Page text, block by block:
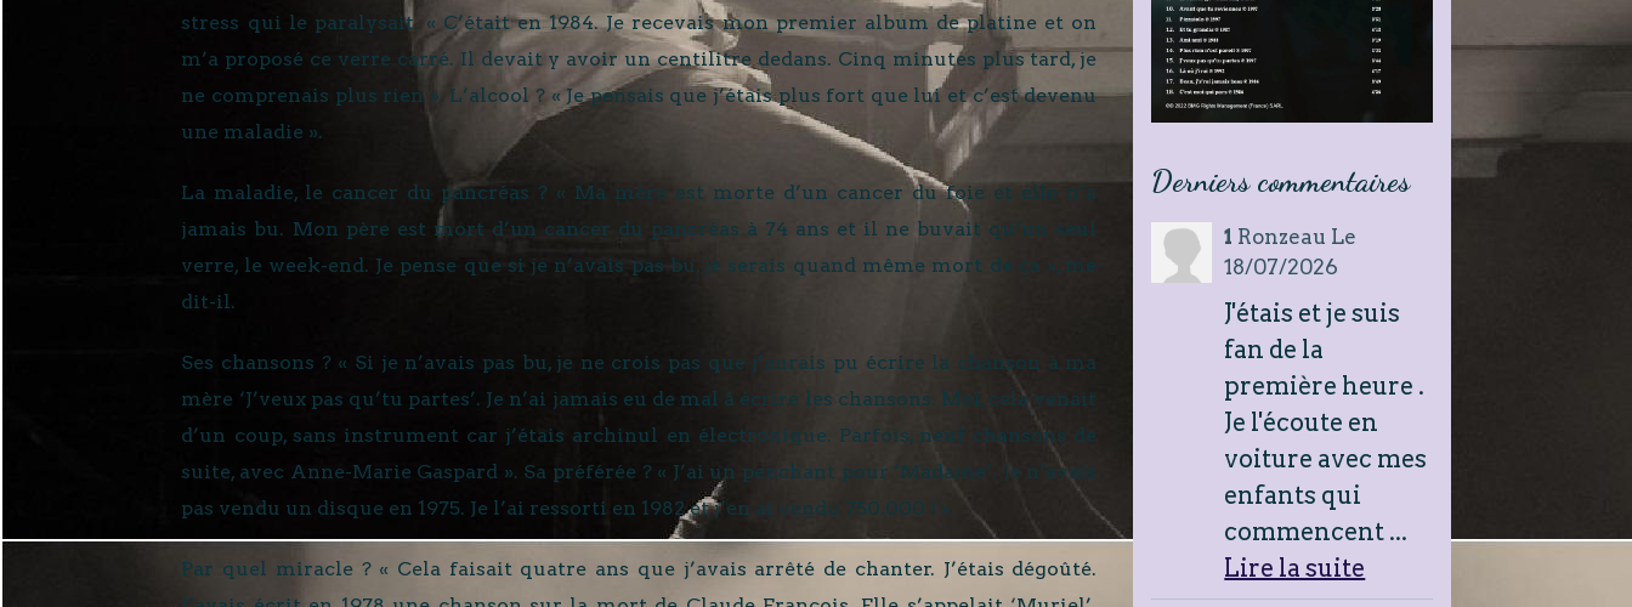
stress qui le paralysait. « C’était en 1984. Je recevais mon premier album de platine et on
m’a proposé ce verre carré. Il devait y avoir un centilitre dedans. Cinq minutes plus tard, je
ne comprenais plus rien ». L’alcool ? « Je pensais que j’étais plus fort que lui et c’est devenu
une maladie ».
La maladie, le cancer du pancréas ? « Ma mère est morte d’un cancer du foie et elle n’a
jamais bu. Mon père est mort d’un cancer du pancréas à 74 ans et il ne buvait qu’un seul
verre, le week-end. Je pense que si je n’avais pas bu, je serais quand même mort de ça », me
dit-il.
Ses chansons ? « Si je n’avais pas bu, je ne crois pas que j’aurais pu écrire la chanson à ma
mère ‘J’veux pas qu’tu partes’. Je n’ai jamais eu de mal à écrire les chansons. Moi, cela venait
d’un coup, sans instrument car j’étais archinul en électronique. Parfois, neuf chansons de
suite, avec Anne-Marie Gaspard ». Sa préférée ? « J’ai un penchant pour ‘Madame’. Je n’avais
pas vendu un disque en 1975. Je l’ai ressorti en 1982 et j’en ai vendu 750.000 ! »
Par quel miracle ? « Cela faisait quatre ans que j’avais arrêté de chanter. J’étais dégoûté.
Derniers commentaires
1 Ronzeau Le
18/07/2026
J'étais et je suis
fan de la
première heure .
Je l'écoute en
voiture avec mes
enfants qui
commencent ...
Lire la suite